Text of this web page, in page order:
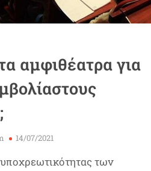
αμφιθέατρα για
14/07/2021
των